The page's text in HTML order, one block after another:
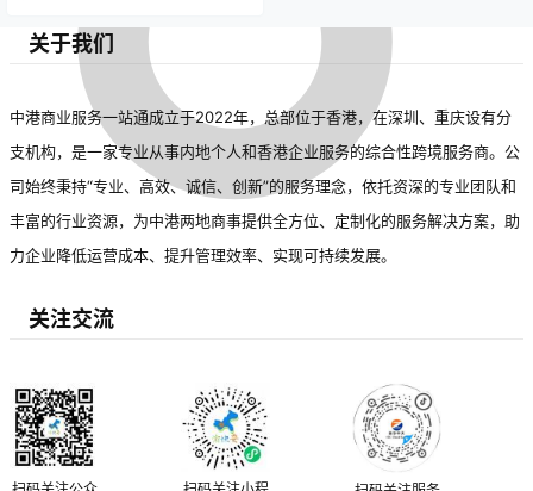
关于我们
中港商业服务一站通成立于2022年，总部位于香港，在深圳、重庆设有分
支机构，是一家专业从事内地个人和香港企业服务的综合性跨境服务商。公
司始终秉持“专业、高效、诚信、创新”的服务理念，依托资深的专业团队和
丰富的行业资源，为中港两地商事提供全方位、定制化的服务解决方案，助
力企业降低运营成本、提升管理效率、实现可持续发展。
关注交流